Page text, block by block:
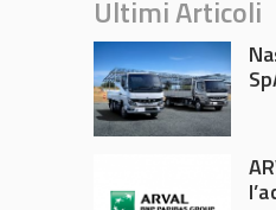
Ultimi Articoli